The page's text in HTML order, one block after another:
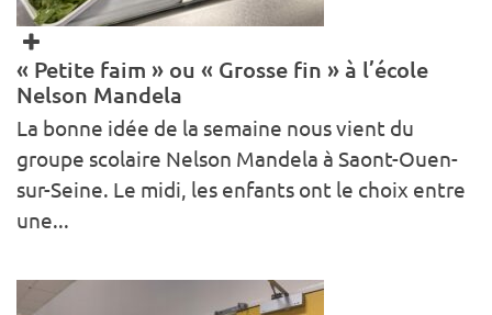
« Petite faim » ou « Grosse fin » à l’école
Nelson Mandela
La bonne idée de la semaine nous vient du
groupe scolaire Nelson Mandela à Saont-Ouen-
sur-Seine. Le midi, les enfants ont le choix entre
une...